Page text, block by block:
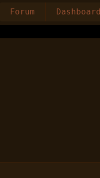
Forum Dashboard